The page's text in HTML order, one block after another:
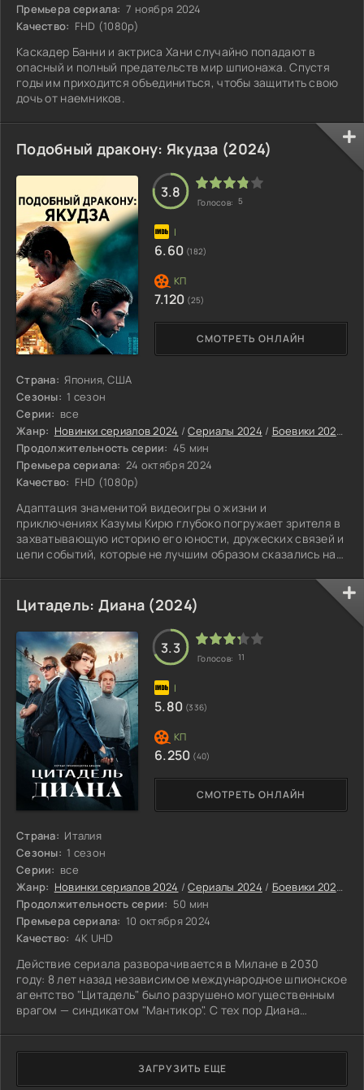
Премьера сериала: 7 ноября 2024
Качество: FHD (1080p)
Каскадер Банни и актриса Хани случайно попадают в
опасный и полный предательств мир шпионажа. Спустя
годы им приходится объединиться, чтобы защитить свою
дочь от наемников.
Подобный дракону: Якудза (2024)
Страна: Япония, США
Сезоны: 1 сезон
Серии: все
Жанр: Новинки сериалов 2024 /Сериалы 2024 / Боевики 2024
Продолжительность серии: 45 мин
Премьера сериала: 24 октября 2024
Качество: FHD (1080p)
Адаптация знаменитой видеоигры о жизни и
приключениях Казумы Кирю глубоко погружает зрителя в
захватывающую историю его юности, дружеских связей и
цепи событий, которые не лучшим образом сказались на
СМОТРЕТЬ ОНЛАЙН
3.8
Голосов: 5
6.60 (182)
7.120 (25)
Цитадель: Диана (2024)
Страна: Италия
Сезоны: 1 сезон
Серии: все
Жанр: Новинки сериалов 2024 /Сериалы 2024 / Боевики 2024
Продолжительность серии: 50 мин
Премьера сериала: 10 октября 2024
Качество: 4K UHD
Действие сериала разворачивается в Милане в 2030
году: 8 лет назад независимое международное шпионское
агентство "Цитадель" было разрушено могущественным
врагом — синдикатом "Мантикор". С тех пор Диана
СМОТРЕТЬ ОНЛАЙН
3.3
Голосов: 11
5.80 (336)
6.250 (40)
ЗАГРУЗИТЬ ЕЩЕ